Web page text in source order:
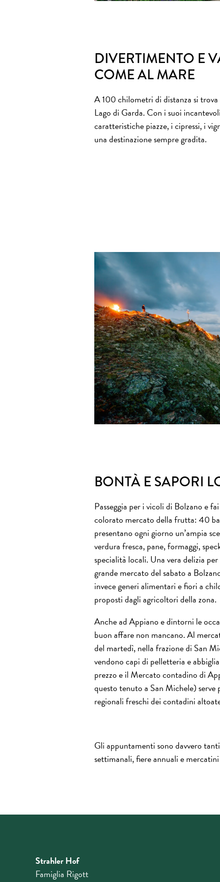
DIVERTIMENTO E
COME AL MARE
A 100 chilometri di distanza si
Lago di Garda. Con i suoi
caratteristiche piazze, i cipressi, i
una destinazione sempre gradita.
BONTÀ E SAPORI
Passeggia per i vicoli di Bolzano e
colorato mercato della frutta: 40
presentano ogni giorno un’ampia
verdura fresca, pane, formaggi,
specialità locali. Una vera delizia
grande mercato del sabato a
invece generi alimentari e fiori a
proposti dagli agricoltori della zona.
Anche ad Appiano e dintorni le
buon affare non mancano. Al
del martedì, nella frazione di San
vendono capi di pelletteria e
prezzo e il Mercato contadino di
questo tenuto a San Michele)
regionali freschi dei contadini
Gli appuntamenti sono davvero
settimanali, fiere annuali e
Strahler Hof
Famiglia Rigott